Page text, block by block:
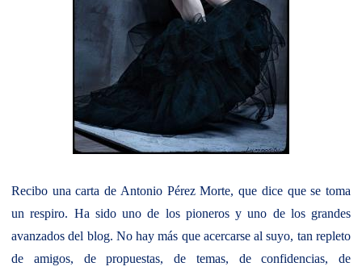
Recibo una carta de Antonio Pérez Morte, que dice que se toma
un respiro. Ha sido uno de los pioneros y uno de los grandes
avanzados del blog. No hay más que acercarse al suyo, tan repleto
de amigos, de propuestas, de temas, de confidencias, de